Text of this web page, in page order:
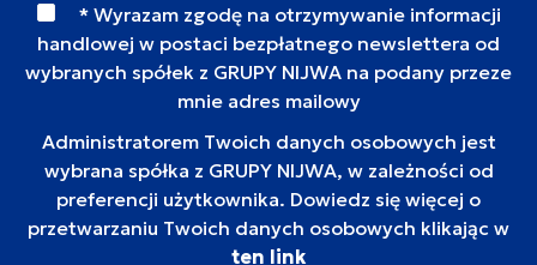
* Wyrazam zgodę na otrzymywanie informacji
handlowej w postaci bezpłatnego newslettera od
wybranych spółek z GRUPY NIJWA na podany przeze
mnie adres mailowy
Administratorem Twoich danych osobowych jest
wybrana spółka z GRUPY NIJWA, w zależności od
preferencji użytkownika. Dowiedz się więcej o
przetwarzaniu Twoich danych osobowych klikając w
ten link